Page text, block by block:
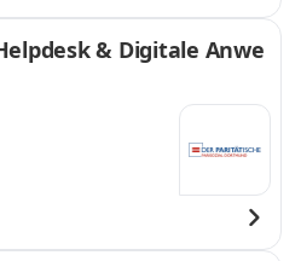
& Digitale Anwe